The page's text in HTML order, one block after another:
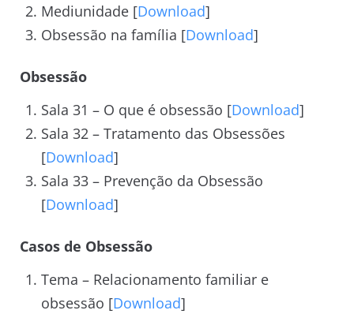
Mediunidade [Download]
Obsessão na família [Download]
Obsessão
Sala 31 – O que é obsessão [Download]
Sala 32 – Tratamento das Obsessões
[Download]
Sala 33 – Prevenção da Obsessão
[Download]
Casos de Obsessão
Tema – Relacionamento familiar e
obsessão [Download]